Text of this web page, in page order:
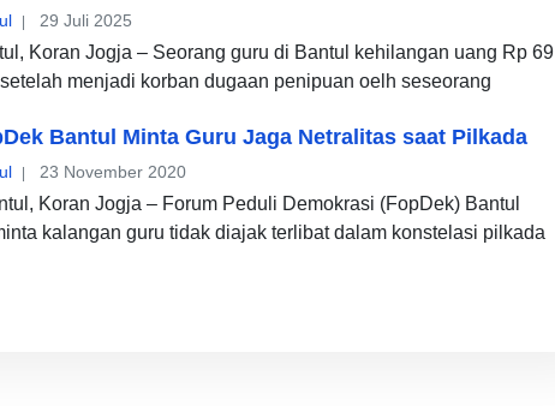
29 Juli 2025
Koran Jogja – Seorang guru di Bantul kehilangan uang Rp 69
menjadi korban dugaan penipuan oelh seseorang
Bantul Minta Guru Jaga Netralitas saat Pilkada
23 November 2020
Koran Jogja – Forum Peduli Demokrasi (FopDek) Bantul
kalangan guru tidak diajak terlibat dalam konstelasi pilkada